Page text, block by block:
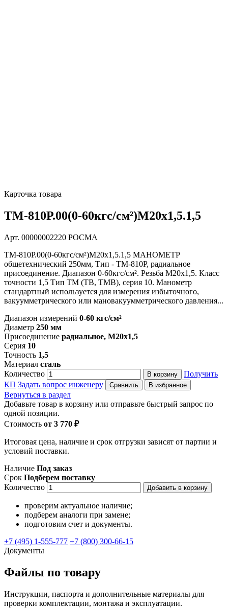
Карточка товара
ТМ-810Р.00(0-60кгс/см²)M20x1,5.1,5
Арт. 00000002220 РОСМА
ТМ-810Р.00(0-60кгс/см²)M20x1,5.1,5 МАНОМЕТР
общетехнический 250мм, Тип - ТМ-810Р, радиальное
присоединение. Диапазон 0-60кгс/см². Резьба M20x1,5. Класс
точности 1,5 Тип ТМ (ТВ, ТМВ), серия 10. Манометр
стандартный используется для измерения избыточного,
вакуумметрического или мановакуумметрического давления...
Диапазон измерений 0-60 кгс/см²
Диаметр 250 мм
Присоединение радиальное, M20x1,5
Серия 10
Точность 1,5
Материал сталь
Количество
В корзину
Получить
КП Задать вопрос инженеру Сравнить В избранное
Вернуться в раздел
Добавьте товар в корзину или отправьте быстрый запрос по
одной позиции.
Стоимость от 3 770 ₽
Итоговая цена, наличие и срок отгрузки зависят от партии и
условий поставки.
Наличие Под заказ
Срок Подберем поставку
Количество
Добавить в корзину
проверим актуальное наличие;
подберем аналоги при замене;
подготовим счет и документы.
+7 (495) 1-555-777 +7 (800) 300-66-15
Документы
Файлы по товару
Инструкции, паспорта и дополнительные материалы для
проверки комплектации, монтажа и эксплуатации.